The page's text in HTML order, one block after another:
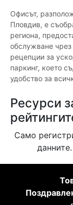
Офисът,
Пловдив, е
региона,
обслужване
рецепции за
паркинг, което
удобство за
Ресурси
Само
данните.